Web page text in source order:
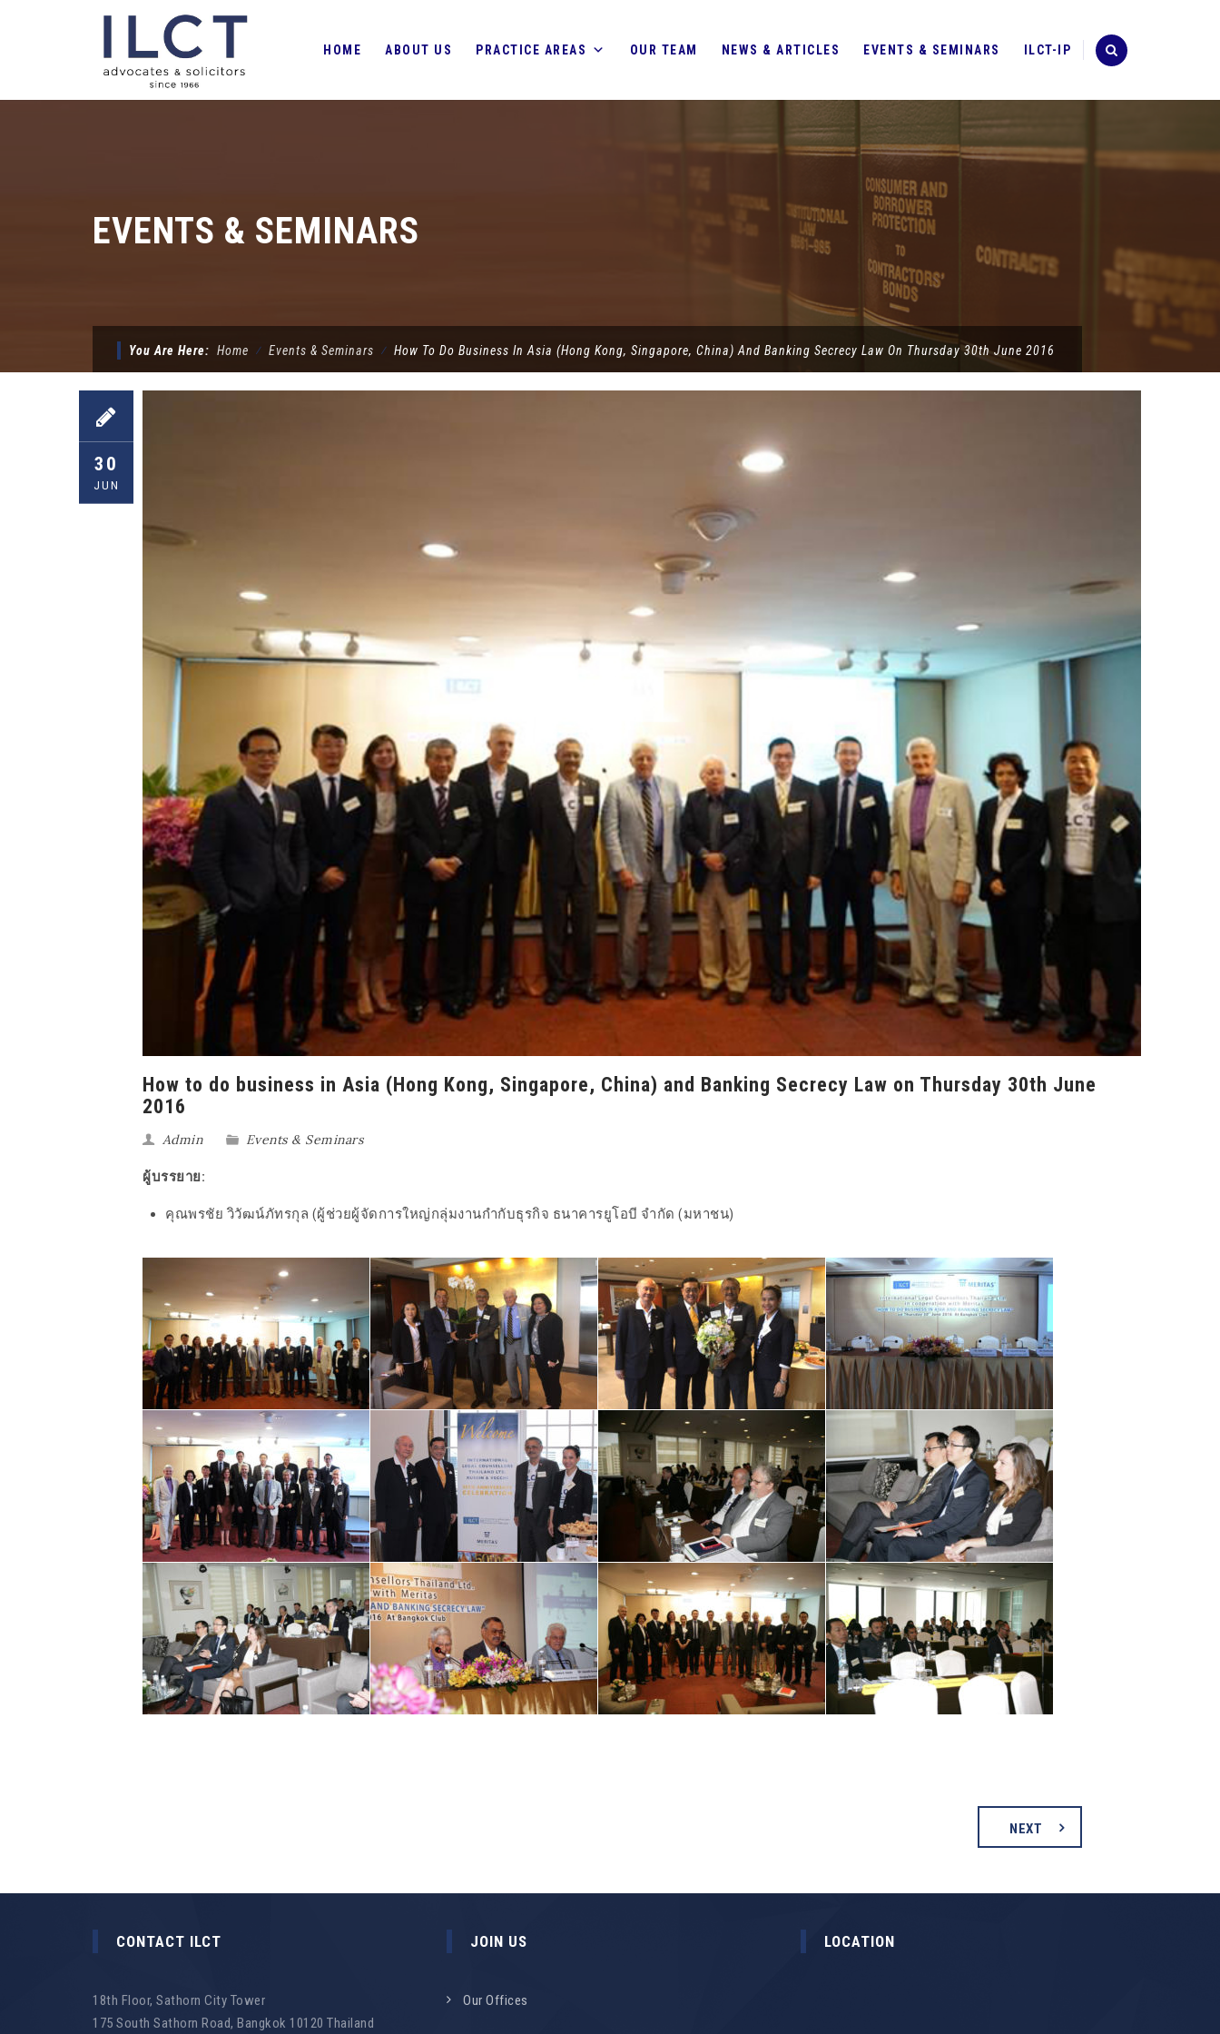
content
HOME ABOUT US PRACTICE AREAS OUR TEAM NEWS & ARTICLES EVENTS & SEMINARS ILCT-IP
EVENTS & SEMINARS
You Are Here: Home ⁄ Events & Seminars ⁄ How To Do Business In Asia (Hong Kong, Singapore, China) And Banking Secrecy Law On Thursday 30th June 2016
30
JUN
How to do business in Asia (Hong Kong, Singapore, China) and Banking Secrecy Law on Thursday 30th June
2016
Admin Events & Seminars
ผู้บรรยาย:
คุณพรชัย วิวัฒน์ภัทรกุล (ผู้ช่วยผู้จัดการใหญ่กลุ่มงานกำกับธุรกิจ ธนาคารยูโอบี จำกัด (มหาชน)
NEXT
CONTACT ILCT
18th Floor, Sathorn City Tower
175 South Sathorn Road, Bangkok 10120 Thailand
JOIN US
Our Offices
LOCATION